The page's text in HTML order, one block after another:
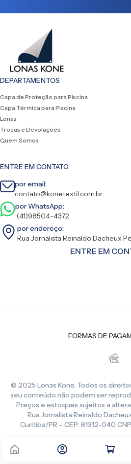
DEPARTAMENTOS
Capa de Proteção para Piscina
Capa Térmica para Piscina
Lonas
Trocas e Devoluções
Quem Somos
ENTRE EM CONTATO
por email:
contato@konetextil.com.br
por WhatsApp:
(41)98504-4372
por endereço:
Rua Jornalista Reinaldo Dacheux
ENTRE EM
FORMAS DE
© 2025 Lonas Kone. Todos os
seu conteúdo não podem ser
Preços e estoques sujeitos a
Rua Jornalista Reinaldo
Curitiba/PR – CEP: 81312-040